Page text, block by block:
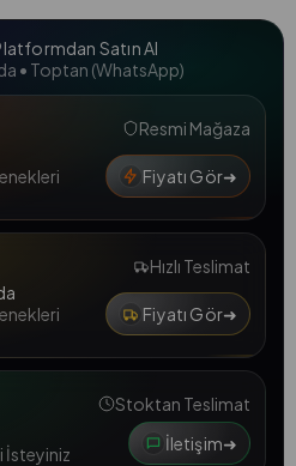
Satın Al
• Toptan (WhatsApp)
Resmi Mağaza
Fiyatı Gör➜
Hızlı Teslimat
Fiyatı Gör➜
Stoktan Teslimat
İsteyiniz
İletişim➜